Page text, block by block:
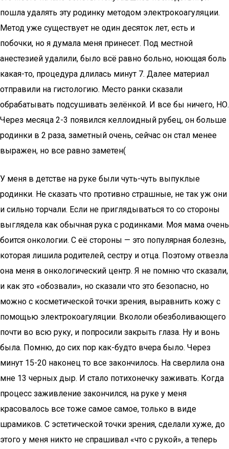
пошла удалять эту родинку методом электрокоагуляции.
Метод уже существует не один десяток лет, есть и
побочки, но я думала меня принесет. Под местной
анестезией удалили, было всё равно больно, ноющая боль
какая-то, процедура длилась минут 7. Далее материал
отправили на гистологию. Место ранки сказали
обрабатывать подсушивать зелёнкой. И все бы ничего, НО.
Через месяца 2-3 появился келлоидный рубец, он больше
родинки в 2 раза, заметный очень, сейчас он стал менее
выражен, но все равно заметен(
У меня в детстве на руке были чуть-чуть выпуклые
родинки. Не сказать что противно страшные, не так уж они
и сильно торчали. Если не приглядываться то со стороны
выглядела как обычная рука с родинками. Моя мама очень
боится онкологии. С её стороны — это популярная болезнь,
которая лишила родителей, сестру и отца. Поэтому отвезла
она меня в онкологический центр. Я не помню что сказали,
и как это «обозвали», но сказали что это безопасно, но
можно с косметической точки зрения, выравнить кожу с
помощью электрокоагуляции. Вкололи обезболивающего
почти во всю руку, и попросили закрыть глаза. Ну и вонь
была. Помню, до сих пор как-будто вчера было. Через
минут 15-20 наконец то все закончилось. На сверлила она
мне 13 черных дыр. И стало потихонечку заживать. Когда
процесс заживление закончился, на руке у меня
красовалось все тоже самое самое, только в виде
шрамиков. С эстетической точки зрения, сделали хуже, до
этого у меня никто не спрашивал «что с рукой», а теперь